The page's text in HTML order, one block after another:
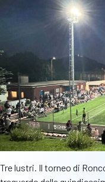
Tre lustri. Il torneo di